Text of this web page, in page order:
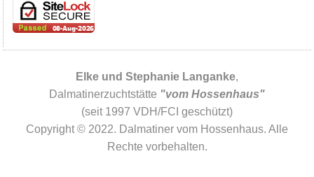
Elke und Stephanie Langanke,
Dalmatinerzuchtstätte "vom Hossenhaus"
(seit 1997 VDH/FCI geschützt)
Copyright © 2022. Dalmatiner vom Hossenhaus. Alle
Rechte vorbehalten.